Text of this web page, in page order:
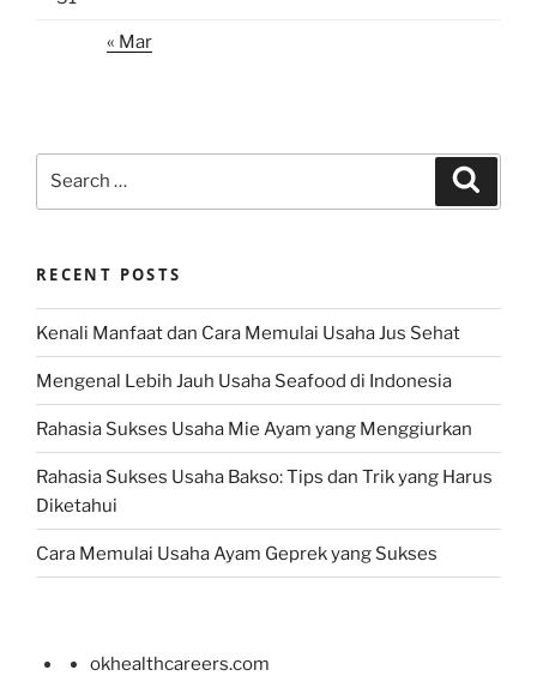
« Mar
RECENT POSTS
Kenali Manfaat dan Cara Memulai Usaha Jus Sehat
Mengenal Lebih Jauh Usaha Seafood di Indonesia
Rahasia Sukses Usaha Mie Ayam yang Menggiurkan
Rahasia Sukses Usaha Bakso: Tips dan Trik yang Harus
Diketahui
Cara Memulai Usaha Ayam Geprek yang Sukses
okhealthcareers.com